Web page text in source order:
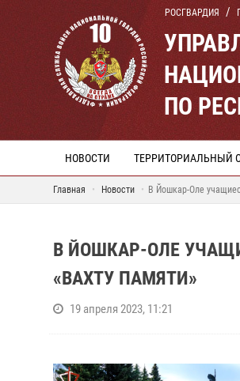
РОСГВАРДИЯ
ПО
НОВОСТИ ТЕРРИТОРИАЛЬНЫЙ
Главная Новости В Йошкар-Оле
В ЙОШКАР-ОЛЕ
«ВАХТУ ПАМЯТИ»
19 апреля 2023, 11:21